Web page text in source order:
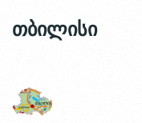
თბილისი